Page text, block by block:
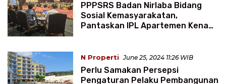
PPPSRS Badan Nirlaba Bidang
Sosial Kemasyarakatan,
Pantaskan IPL Apartemen Kena
N Properti June 25, 2024 11:26 WIB
Perlu Samakan Persepsi
Pengaturan Pelaku Pembangunan